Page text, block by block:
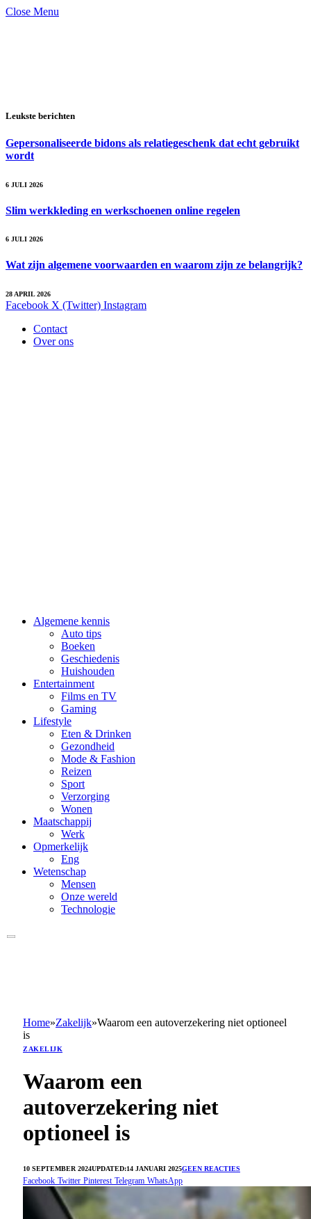
Close Menu
Leukste berichten
Gepersonaliseerde bidons als relatiegeschenk dat echt gebruikt
wordt
6 JULI 2026
Slim werkkleding en werkschoenen online regelen
6 JULI 2026
Wat zijn algemene voorwaarden en waarom zijn ze belangrijk?
28 APRIL 2026
Facebook X (Twitter) Instagram
Contact
Over ons
Algemene kennis
Auto tips
Boeken
Geschiedenis
Huishouden
Entertainment
Films en TV
Gaming
Lifestyle
Eten & Drinken
Gezondheid
Mode & Fashion
Reizen
Sport
Verzorging
Wonen
Maatschappij
Werk
Opmerkelijk
Eng
Wetenschap
Mensen
Onze wereld
Technologie
Home»Zakelijk»Waarom een autoverzekering niet optioneel
is
ZAKELIJK
Waarom een
autoverzekering niet
optioneel is
10 SEPTEMBER 2024UPDATED:14 JANUARI 2025GEEN REACTIES
Facebook Twitter Pinterest Telegram WhatsApp